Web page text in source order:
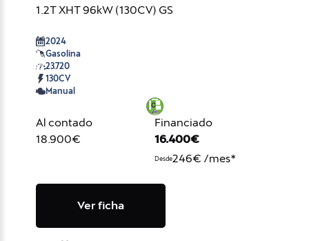
1.2T XHT 96kW (130CV) GS
2024
Gasolina
23.720
130CV
Manual
Al contado
18.900€
Financiado
16.400€
Desde246€ /mes*
Ver ficha